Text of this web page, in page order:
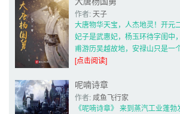
作者: 天子
大唐物华天宝，人杰地灵！开元
妃子是武惠妃，杨玉环待字闺中
甫游历吴越故地，安禄山只是一
[点击阅读]
呢喃诗章
作者: 咸鱼飞行家
《呢喃诗章》 来到蒸汽工业蓬